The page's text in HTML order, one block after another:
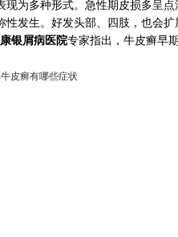
多种形式。急性期皮损多呈点
生。好发头部、四肢，也会扩
银屑病医院专家指出，牛皮癣早
皮癣有哪些症状